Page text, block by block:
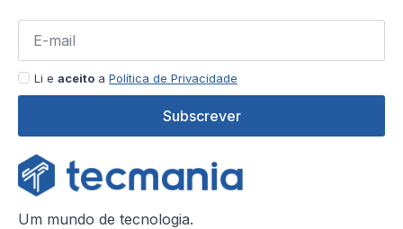
Li e aceito a Política de Privacidade
Subscrever
Um mundo de tecnologia.